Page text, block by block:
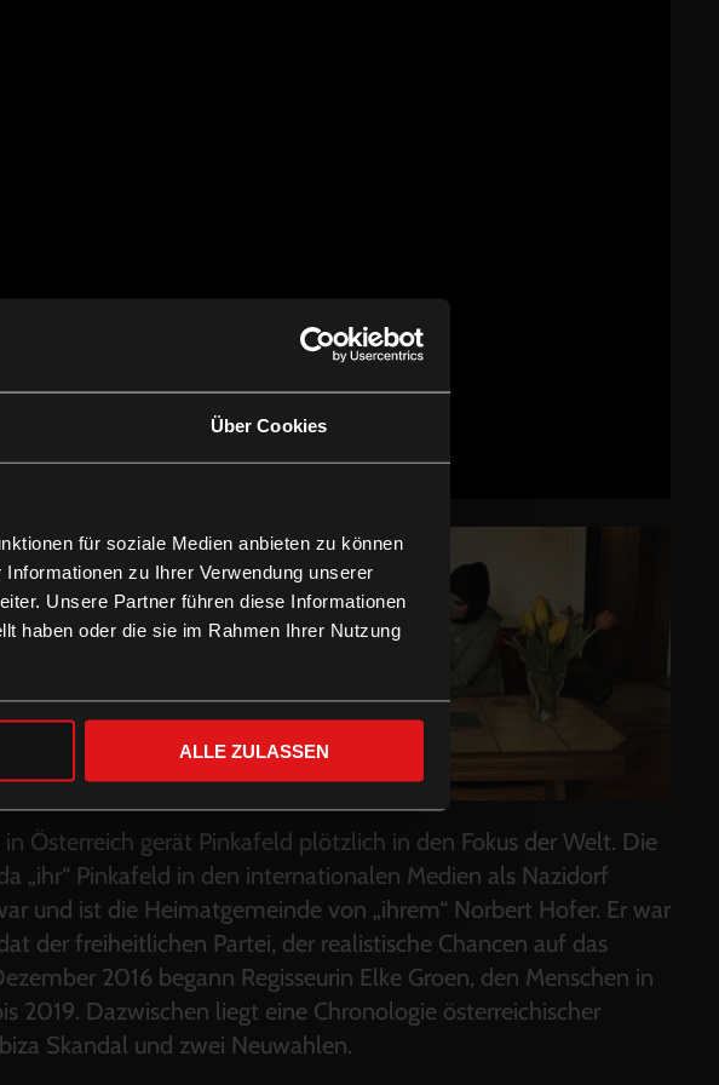
Über Cookies
für soziale Medien anbieten zu können
zu Ihrer Verwendung unserer
Unsere Partner führen diese Informationen
haben oder die sie im Rahmen Ihrer Nutzung
ALLE ZULASSEN
Österreich gerät Pinkafeld plötzlich in den Fokus der Welt. Die
„ihr“ Pinkafeld in den internationalen Medien als Nazidorf
und ist die Heimatgemeinde von „ihrem“ Norbert Hofer. Er war
der freiheitlichen Partei, der realistische Chancen auf das
2016 begann Regisseurin Elke Groen, den Menschen in
2019. Dazwischen liegt eine Chronologie österreichischer
Skandal und zwei Neuwahlen.